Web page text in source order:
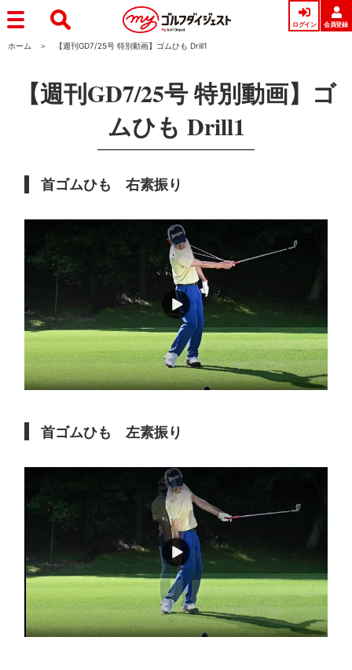
ログイン 会員登録
ホーム 【週刊GD7/25号 特別動画】ゴムひも Drill1
【週刊GD7/25号 特別動画】ゴ
ムひも Drill1
首ゴムひも 右素振り
首ゴムひも 左素振り